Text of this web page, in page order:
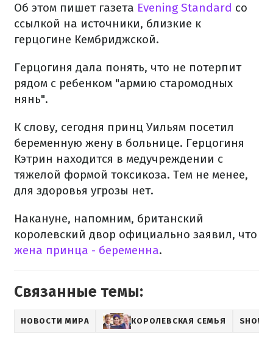
Об этом пишет газета Evening Standard со
ссылкой на источники, близкие к
герцогине Кембриджской.
Герцогиня дала понять, что не потерпит
рядом с ребенком "армию старомодных
нянь".
К слову, сегодня принц Уильям посетил
беременную жену в больнице. Герцогиня
Кэтрин находится в медучреждении с
тяжелой формой токсикоза. Тем не менее,
для здоровья угрозы нет.
Накануне, напомним, британский
королевский двор официально заявил, что
жена принца - беременна.
Связанные темы:
НОВОСТИ МИРА КОРОЛЕВСКАЯ СЕМЬЯ